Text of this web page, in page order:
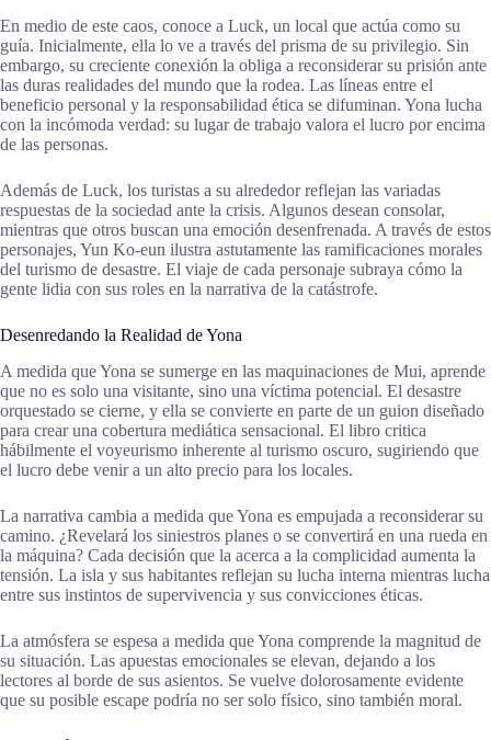
En medio de este caos, conoce a Luck, un local que actúa como su
guía. Inicialmente, ella lo ve a través del prisma de su privilegio. Sin
embargo, su creciente conexión la obliga a reconsiderar su prisión ante
las duras realidades del mundo que la rodea. Las líneas entre el
beneficio personal y la responsabilidad ética se difuminan. Yona lucha
con la incómoda verdad: su lugar de trabajo valora el lucro por encima
de las personas.
Además de Luck, los turistas a su alrededor reflejan las variadas
respuestas de la sociedad ante la crisis. Algunos desean consolar,
mientras que otros buscan una emoción desenfrenada. A través de estos
personajes, Yun Ko-eun ilustra astutamente las ramificaciones morales
del turismo de desastre. El viaje de cada personaje subraya cómo la
gente lidia con sus roles en la narrativa de la catástrofe.
Desenredando la Realidad de Yona
A medida que Yona se sumerge en las maquinaciones de Mui, aprende
que no es solo una visitante, sino una víctima potencial. El desastre
orquestado se cierne, y ella se convierte en parte de un guion diseñado
para crear una cobertura mediática sensacional. El libro critica
hábilmente el voyeurismo inherente al turismo oscuro, sugiriendo que
el lucro debe venir a un alto precio para los locales.
La narrativa cambia a medida que Yona es empujada a reconsiderar su
camino. ¿Revelará los siniestros planes o se convertirá en una rueda en
la máquina? Cada decisión que la acerca a la complicidad aumenta la
tensión. La isla y sus habitantes reflejan su lucha interna mientras lucha
entre sus instintos de supervivencia y sus convicciones éticas.
La atmósfera se espesa a medida que Yona comprende la magnitud de
su situación. Las apuestas emocionales se elevan, dejando a los
lectores al borde de sus asientos. Se vuelve dolorosamente evidente
que su posible escape podría no ser solo físico, sino también moral.